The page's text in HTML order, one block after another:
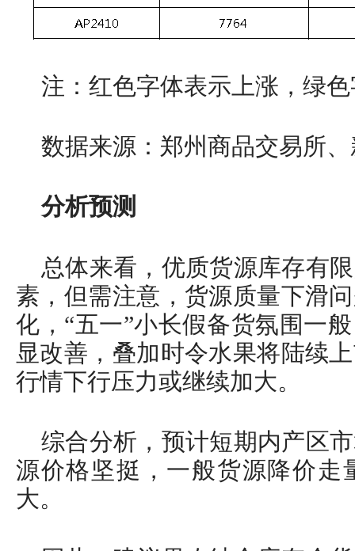
注：红色字体表示上涨，绿
数据来源：郑州商品交易所
分析预测
总体来看，优质货源库存有
素，但需注意，货源质量下滑
化，“五一”小长假备货氛围一
显改善，叠加时令水果将陆续
行情下行压力或继续加大。
综合分析，预计短期内产区
源价格坚挺，一般货源降价走
大。